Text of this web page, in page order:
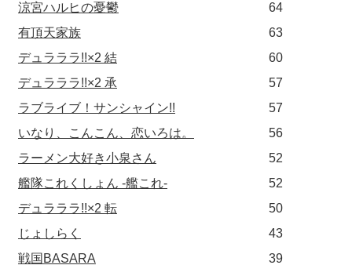
涼宮ハルヒの憂鬱
64
有頂天家族
63
デュラララ!!×2 結
60
デュラララ!!×2 承
57
ラブライブ！サンシャイン!!
57
いなり、こんこん、恋いろは。
56
ラーメン大好き小泉さん
52
艦隊これくしょん -艦これ-
52
デュラララ!!×2 転
50
じょしらく
43
戦国BASARA
39